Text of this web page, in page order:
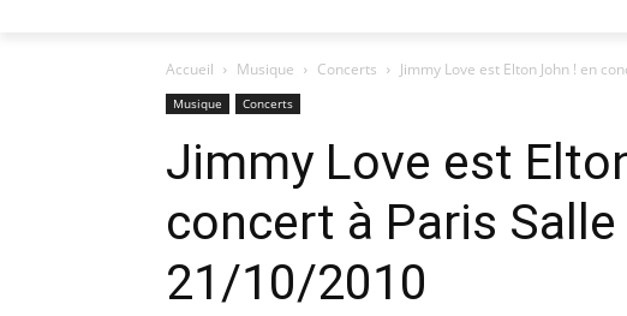
Accueil Musique Concerts Jimmy Love est Elton John ! en
Musique Concerts
Jimmy Love est
concert à Paris Salle
21/10/2010